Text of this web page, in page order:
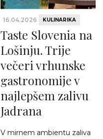
16.04.2026 KULINARIKA
Taste Slovenia na
Lošinju. Trije
večeri vrhunske
gastronomije v
najlepšem zalivu
Jadrana
V mirnem ambientu zaliva